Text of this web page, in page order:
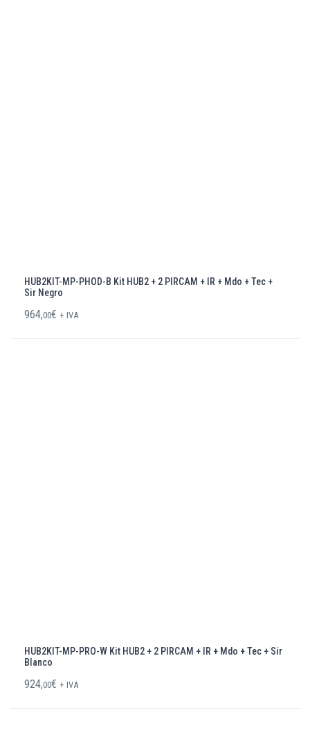
HUB2KIT-MP-PHOD-B Kit HUB2 + 2 PIRCAM + IR + Mdo + Tec +
Sir Negro
964,00€ + IVA
HUB2KIT-MP-PRO-W Kit HUB2 + 2 PIRCAM + IR + Mdo + Tec + Sir
Blanco
924,00€ + IVA